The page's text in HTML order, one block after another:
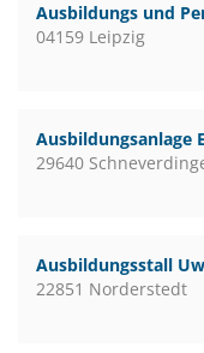
Ausbildungs und
04159 Leipzig
Ausbildungsanlage
29640
Ausbildungsstall
22851 Norderstedt